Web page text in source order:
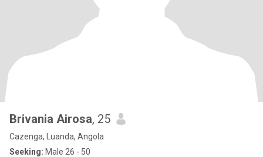
Brivania Airosa, 25
Cazenga, Luanda, Angola
Seeking: Male 26 - 50